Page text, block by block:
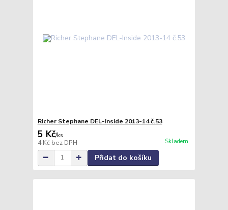
Richer Stephane DEL-Inside 2013-14 č.53
5 Kč/ks
4 Kč bez DPH Skladem
Přidat do košíku